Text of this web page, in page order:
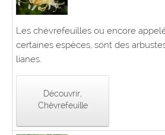
Les chèvrefeuilles ou encore
certaines espèces, sont des
lianes.
Découvrir,
Chèvrefeuille